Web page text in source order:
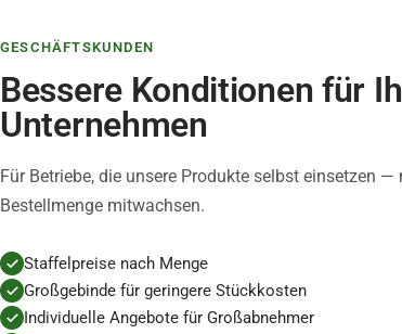
GESCHÄFTSKUNDEN
Bessere Konditionen für
Unternehmen
Für Betriebe, die unsere Produkte selbst einsetzen
Bestellmenge mitwachsen.
Staffelpreise nach Menge
Großgebinde für geringere Stückkosten
Individuelle Angebote für Großabnehmer